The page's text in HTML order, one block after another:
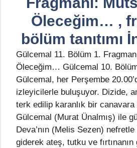
Öleceğim… ,
bölüm tanıtımı
Gülcemal 11. Bölüm 1.
Öleceğim… Gülcemal 10.
Gülcemal, her Perşembe
izleyicilerle buluşuyor. Dizide,
terk edilip karanlık bir
Gülcemal (Murat Ünalmış) ile
Deva’nın (Melis Sezen)
giderek ateş, tutku ve